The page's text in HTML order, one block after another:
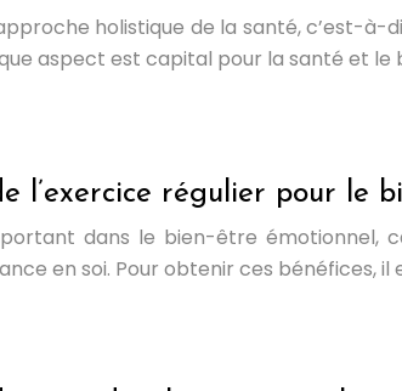
holistique de la santé, c’est-
aspect est capital pour la santé et le
l’exercice régulier pour le
dans le bien-être
en soi. Pour obtenir ces bénéfices, il